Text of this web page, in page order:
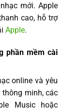
mới. Apple
cao, hỗ trợ
Apple.
phần mềm cài
online và yêu
minh, các
Music hoặc